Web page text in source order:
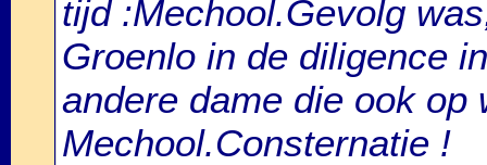
tijd :Mechool.Gevolg
Groenlo in de diligence
andere dame die ook op
Mechool.Consternatie !